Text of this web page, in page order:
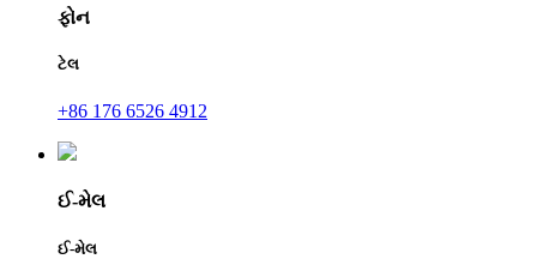
ફોન
ટેલ
+86 176 6526 4912
ઈ-મેલ
ઈ-મેલ